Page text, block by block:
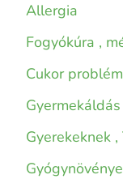
Allergia
Fogyókúra ,
Cukor
Gyermekáldás
Gyerekeknek